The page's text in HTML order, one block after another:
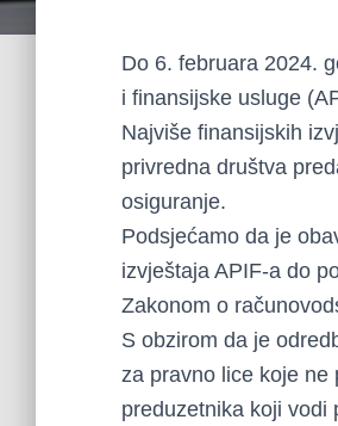
Do 6. februara 2024.
i finansijske usluge
Najviše finansijskih
privredna društva
osiguranje.
Podsjećamo da je
izvještaja APIF-a do
Zakonom o
S obzirom da je
za pravno lice koje ne
preduzetnika koji vodi